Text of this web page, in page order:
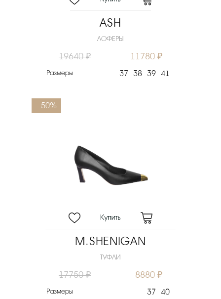
ASH
ЛОФЕРЫ
19640 ₽ 11780 ₽
Размеры 37 38 39 41
- 50%
M.SHENIGAN
ТУФЛИ
17750 ₽ 8880 ₽
Размеры 37 40